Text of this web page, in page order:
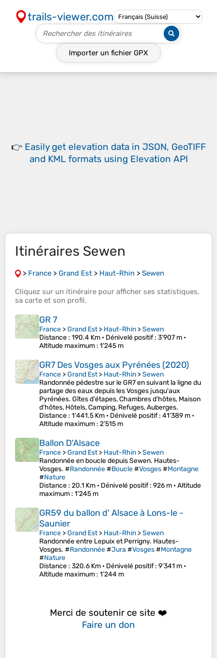
trails-viewer.com
Importer un fichier GPX
👉 Easily get elevation data in JSON, GeoTIFF
and KML formats using Elevation API
Itinéraires Sewen
> France > Grand Est > Haut-Rhin > Sewen
Cliquez sur un itinéraire pour afficher ses statistiques,
sa carte et son profil.
GR 7
France >Grand Est> Haut-Rhin >Sewen
Distance : 190.4 Km • Dénivelé positif: 3’907 m •
Altitude maximum : 1’245 m
GR7 Des Vosges aux Pyrénées (2020)
France >Grand Est> Haut-Rhin >Sewen
Randonnée pédestre sur le GR7 en suivant la ligne du
partage des eaux depuis les Vosges jusqu'aux
Pyrénées. Gîtes d'étapes, Chambres d'hôtes, Maison
d'hôtes, Hôtels, Camping, Refuges, Auberges.
Distance : 1’441.5 Km • Dénivelé positif: 41’389 m •
Altitude maximum : 2’515 m
Ballon D'Alsace
France >Grand Est> Haut-Rhin >Sewen
Randonnée en boucle depuis Sewen. Hautes-
Vosges. #Randonnée#Boucle#Vosges#Montagne
#Nature
Distance : 20.1 Km • Dénivelé positif: 926 m •Altitude
maximum : 1’245 m
GR59 du ballon d' Alsace à Lons-le -
Saunier
France >Grand Est> Haut-Rhin >Sewen
Randonnée entre Lepuix et Perrigny. Hautes-
Vosges. #Randonnée#Jura #Vosges#Montagne
#Nature
Distance : 320.6 Km • Dénivelé positif: 9’341 m •
Altitude maximum : 1’244 m
Merci de soutenir ce site ❤️
Faire un don